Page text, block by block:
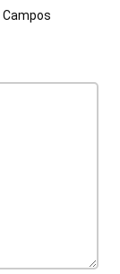
Campos